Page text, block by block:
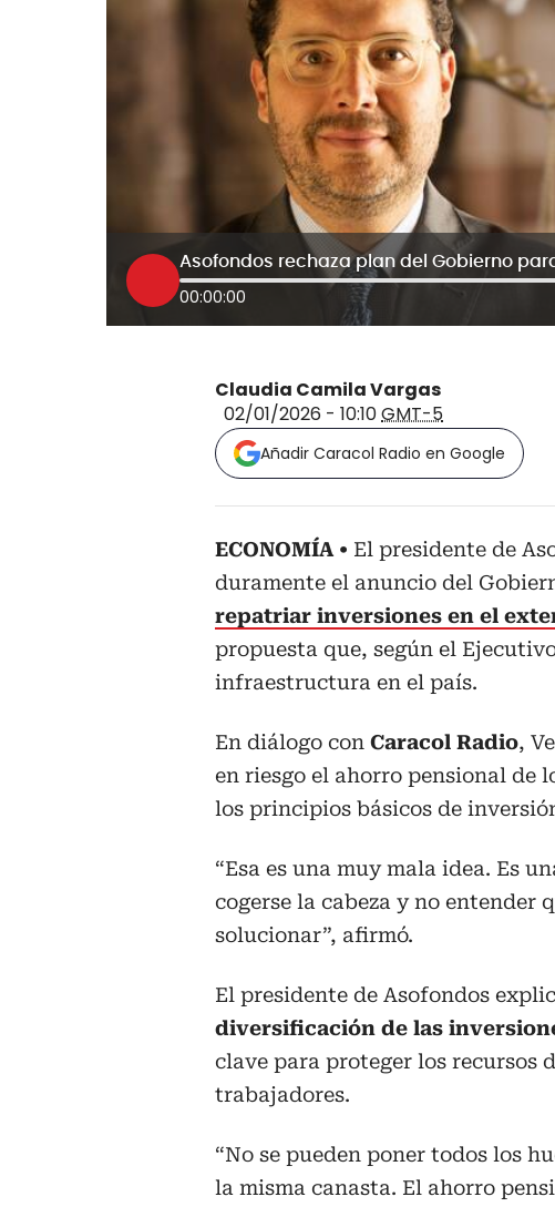
00:00:00
Claudia Camila Vargas
02/01/2026 - 10:10GMT-5
Añadir Caracol Radio en Google
ECONOMÍA El presidente de
duramente el anuncio del
repatriar inversiones en el
propuesta que, según el
infraestructura en el país.
En diálogo con Caracol Radio,
en riesgo el ahorro pensional de
los principios básicos de
“Esa es una muy mala idea. Es
cogerse la cabeza y no entender
solucionar”, afirmó.
El presidente de Asofondos
diversificación de las
clave para proteger los recursos
trabajadores.
“No se pueden poner todos los
la misma canasta. El ahorro